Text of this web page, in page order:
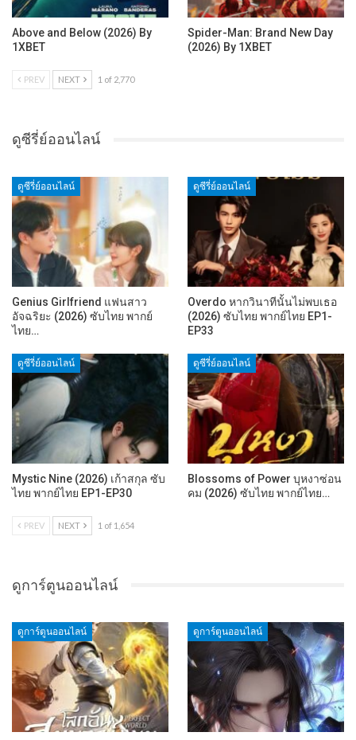
Above and Below (2026) By
1XBET
Spider-Man: Brand New Day
(2026) By 1XBET
PREV NEXT 1 of 2,770
ดูซีรี่ย์ออนไลน์
ดูซีรี่ย์ออนไลน์
Genius Girlfriend แฟนสาว
อัจฉริยะ (2026) ซับไทย พากย์
ไทย…
ดูซีรี่ย์ออนไลน์
Overdo หากวินาทีนั้นไม่พบเธอ
(2026) ซับไทย พากย์ไทย EP1-
EP33
ดูซีรี่ย์ออนไลน์
Mystic Nine (2026) เก้าสกุล ซับ
ไทย พากย์ไทย EP1-EP30
ดูซีรี่ย์ออนไลน์
Blossoms of Power บุหงาซ่อน
คม (2026) ซับไทย พากย์ไทย…
PREV NEXT 1 of 1,654
ดูการ์ตูนออนไลน์
ดูการ์ตูนออนไลน์ ดูการ์ตูนออนไลน์